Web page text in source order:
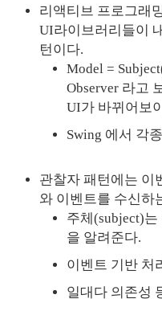
리액티브 프로그래
UI라이브러리들이
턴이다.
Model =
Observer 라고
UI가 바뀌어보
Swing 에서 각
관찰자 패턴에는 이
와 이벤트를 수신하
주체(subject)
을 알려준다.
이벤트 기반 처
일대다 의존성